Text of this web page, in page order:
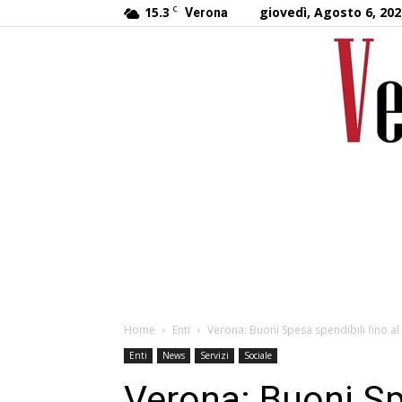
15.3 C Verona giovedì, Agosto 6,
Home Enti Verona: Buoni Spesa spendibili fino
Enti News Servizi Sociale